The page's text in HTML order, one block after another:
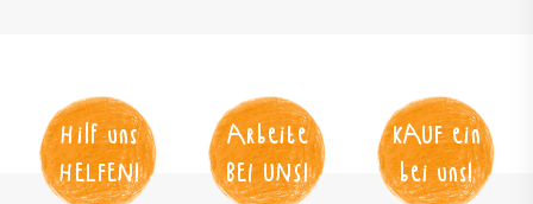
Hilf uns
HELFEN!
Arbeite
BEI UNS!
KAUF ein
bei uns!